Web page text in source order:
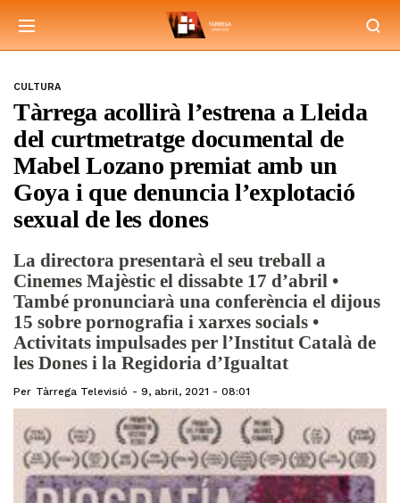
CULTURA
Tàrrega acollirà l’estrena a Lleida
del curtmetratge documental de
Mabel Lozano premiat amb un
Goya i que denuncia l’explotació
sexual de les dones
La directora presentarà el seu treball a
Cinemes Majèstic el dissabte 17 d’abril •
També pronunciarà una conferència el dijous
15 sobre pornografia i xarxes socials •
Activitats impulsades per l’Institut Català de
les Dones i la Regidoria d’Igualtat
Per Tàrrega Televisió 9, abril, 2021 - 08:01